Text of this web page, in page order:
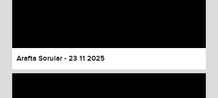
Arafta Sorular - 23 11 2025